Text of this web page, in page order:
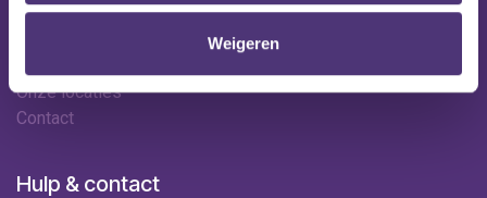
Weigeren
Huren
Onze locaties
Contact
Hulp & contact